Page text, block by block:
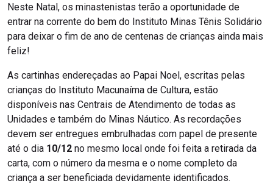
Neste Natal, os minastenistas terão a oportunidade de
entrar na corrente do bem do Instituto Minas Tênis Solidário
para deixar o fim de ano de centenas de crianças ainda mais
feliz!
As cartinhas endereçadas ao Papai Noel, escritas pelas
crianças do Instituto Macunaíma de Cultura, estão
disponíveis nas Centrais de Atendimento de todas as
Unidades e também do Minas Náutico. As recordações
devem ser entregues embrulhadas com papel de presente
até o dia 10/12 no mesmo local onde foi feita a retirada da
carta, com o número da mesma e o nome completo da
criança a ser beneficiada devidamente identificados.